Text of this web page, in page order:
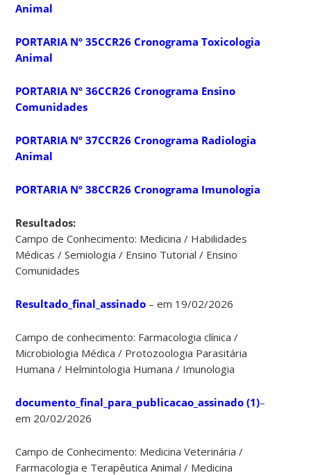
Animal
PORTARIA Nº 35CCR26 Cronograma Toxicologia
Animal
PORTARIA Nº 36CCR26 Cronograma Ensino
Comunidades
PORTARIA Nº 37CCR26 Cronograma Radiologia
Animal
PORTARIA Nº 38CCR26 Cronograma Imunologia
Resultados:
Campo de Conhecimento: Medicina / Habilidades
Médicas / Semiologia / Ensino Tutorial / Ensino
Comunidades
Resultado_final_assinado – em 19/02/2026
Campo de conhecimento: Farmacologia clínica /
Microbiologia Médica / Protozoologia Parasitária
Humana / Helmintologia Humana / Imunologia
documento_final_para_publicacao_assinado (1)–
em 20/02/2026
Campo de Conhecimento: Medicina Veterinária /
Farmacologia e Terapêutica Animal / Medicina